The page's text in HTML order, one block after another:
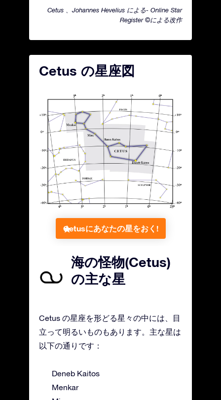
Cetus 、Johannes Hevelius による- Online Star
Register ©による改作
Cetus の星座図
Cetusにあなたの星をおく!
海の怪物(Cetus)
の主な星
Cetus の星座を形どる星々の中には、目
立って明るいものもあります。主な星は
以下の通りです：
Deneb Kaitos
Menkar